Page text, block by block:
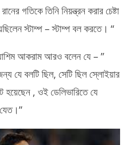
গতিকে তিনি নিয়ন্ত্রন করার চেষ্টা
স্টাম্প – স্টাম্প বল করতে। “
আকরাম আরও বলেন যে – ”
যে বলটি ছিল, সেটি ছিল স্লোইয়ার
হয়েছেন , ওই ডেলিভারিতে যে